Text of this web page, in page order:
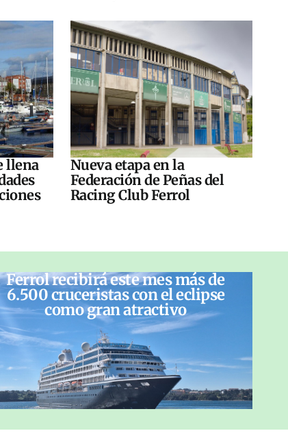
llena
Nueva etapa en la
Federación de Peñas del
Racing Club Ferrol
Ferrol recibirá este mes más de
6.500 cruceristas con el eclipse
como gran atractivo